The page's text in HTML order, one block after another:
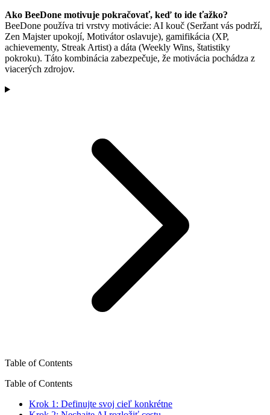
Ako BeeDone motivuje pokračovať, keď to ide ťažko?
BeeDone používa tri vrstvy motivácie: AI kouč (Seržant vás podrží,
Zen Majster upokojí, Motivátor oslavuje), gamifikácia (XP,
achievementy, Streak Artist) a dáta (Weekly Wins, štatistiky
pokroku). Táto kombinácia zabezpečuje, že motivácia pochádza z
viacerých zdrojov.
Table of Contents
Table of Contents
Krok 1: Definujte svoj cieľ konkrétne